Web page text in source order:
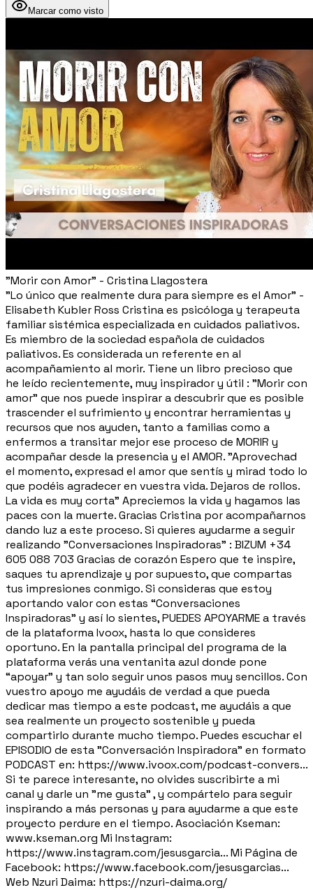
Marcar como visto
"Morir con Amor" - Cristina Llagostera
"Lo único que realmente dura para siempre es el Amor" -
Elisabeth Kubler Ross Cristina es psicóloga y terapeuta
familiar sistémica especializada en cuidados paliativos.
Es miembro de la sociedad española de cuidados
paliativos. Es considerada un referente en al
acompañamiento al morir. Tiene un libro precioso que
he leído recientemente, muy inspirador y útil : "Morir con
amor" que nos puede inspirar a descubrir que es posible
trascender el sufrimiento y encontrar herramientas y
recursos que nos ayuden, tanto a familias como a
enfermos a transitar mejor ese proceso de MORIR y
acompañar desde la presencia y el AMOR. "Aprovechad
el momento, expresad el amor que sentís y mirad todo lo
que podéis agradecer en vuestra vida. Dejaros de rollos.
La vida es muy corta" Apreciemos la vida y hagamos las
paces con la muerte. Gracias Cristina por acompañarnos
dando luz a este proceso. Si quieres ayudarme a seguir
realizando "Conversaciones Inspiradoras" : BIZUM +34
605 088 703 Gracias de corazón Espero que te inspire,
saques tu aprendizaje y por supuesto, que compartas
tus impresiones conmigo. Si consideras que estoy
aportando valor con estas “Conversaciones
Inspiradoras” y así lo sientes, PUEDES APOYARME a través
de la plataforma Ivoox, hasta lo que consideres
oportuno. En la pantalla principal del programa de la
plataforma verás una ventanita azul donde pone
“apoyar” y tan solo seguir unos pasos muy sencillos. Con
vuestro apoyo me ayudáis de verdad a que pueda
dedicar mas tiempo a este podcast, me ayudáis a que
sea realmente un proyecto sostenible y pueda
compartirlo durante mucho tiempo. Puedes escuchar el
EPISODIO de esta "Conversación Inspiradora" en formato
PODCAST en: https://www.ivoox.com/podcast-convers...
Si te parece interesante, no olvides suscribirte a mi
canal y darle un "me gusta" , y compártelo para seguir
inspirando a más personas y para ayudarme a que este
proyecto perdure en el tiempo. Asociación Kseman:
www.kseman.org Mi Instagram:
https://www.instagram.com/jesusgarcia... Mi Página de
Facebook: https://www.facebook.com/jesusgarcias...
Web Nzuri Daima: https://nzuri-daima.org/